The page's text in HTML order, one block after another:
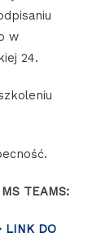
w
24.
TEAMS:
LINK DO